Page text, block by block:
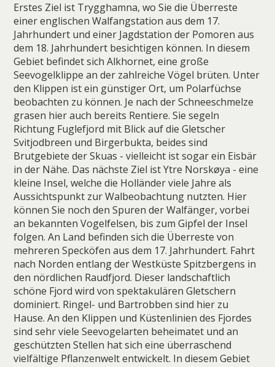
Erstes Ziel ist Trygghamna, wo Sie die Überreste
einer englischen Walfangstation aus dem 17.
Jahrhundert und einer Jagdstation der Pomoren aus
dem 18. Jahrhundert besichtigen können. In diesem
Gebiet befindet sich Alkhornet, eine große
Seevogelklippe an der zahlreiche Vögel brüten. Unter
den Klippen ist ein günstiger Ort, um Polarfüchse
beobachten zu können. Je nach der Schneeschmelze
grasen hier auch bereits Rentiere. Sie segeln
Richtung Fuglefjord mit Blick auf die Gletscher
Svitjodbreen und Birgerbukta, beides sind
Brutgebiete der Skuas - vielleicht ist sogar ein Eisbär
in der Nähe. Das nächste Ziel ist Ytre Norskøya - eine
kleine Insel, welche die Holländer viele Jahre als
Aussichtspunkt zur Walbeobachtung nutzten. Hier
können Sie noch den Spuren der Walfänger, vorbei
an bekannten Vogelfelsen, bis zum Gipfel der Insel
folgen. An Land befinden sich die Überreste von
mehreren Specköfen aus dem 17. Jahrhundert. Fahrt
nach Norden entlang der Westküste Spitzbergens in
den nördlichen Raudfjord. Dieser landschaftlich
schöne Fjord wird von spektakulären Gletschern
dominiert. Ringel- und Bartrobben sind hier zu
Hause. An den Klippen und Küstenlinien des Fjordes
sind sehr viele Seevogelarten beheimatet und an
geschützten Stellen hat sich eine überraschend
vielfältige Pflanzenwelt entwickelt. In diesem Gebiet